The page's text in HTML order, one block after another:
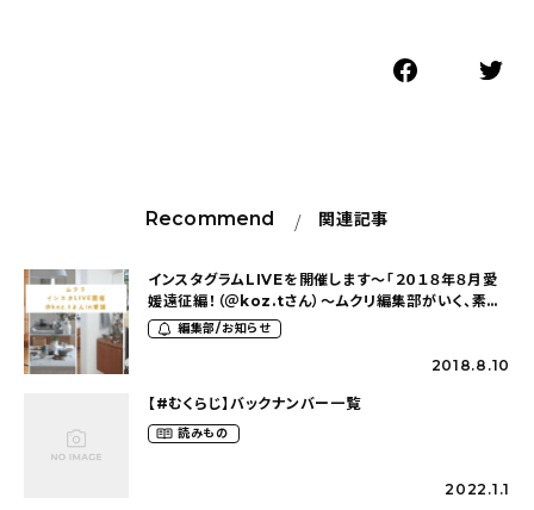
Recommend 関連記事
インスタグラムLIVEを開催します〜「２０１８年８月愛
媛遠征編！（＠koz.tさん）〜ムクリ編集部がいく、素敵
なおうち探索〜」
編集部/お知らせ
2018.8.10
【#むくらじ】バックナンバー一覧
読みもの
2022.1.1